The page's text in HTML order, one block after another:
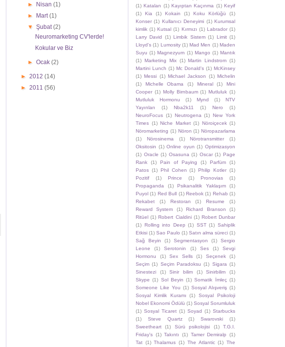
► Nisan(1)
► Mart(1)
▼Şubat(2)
Neuromarketing CV'lerde!
Kokular ve Biz
►Ocak(2)
► 2012 (14)
► 2011 (56)
(1) Katalan (1) Kayıptan Kaçınma (1) Keyif
(1)
Kia (1) Kokain (1) Koku Körlüğü
(1)
Konser (1) Kullanıcı Deneyimi (1) Kurumsal
kimlik (1) Kutsal (1) Kırmızı (1) Labrador (1)
Larry David
(1) Limbik Sistem (1) Limit (1)
Lloyd's (1) Lumosity (1) Mad Men (1) Maden
Suyu (1) Magnezyum (1) Mango (1) Mantık
(1) Marketing Mix (1) Martin Lindstrom (1)
Martini Lunch (1) Mc Donald's (1) McKinsey
(1) Messi (1) Michael Jackson (1) Michelin
(1)
Michelle Obama (1) Mineral (1)
Mini
Cooper (1) Molly Birnbaum (1) Mutluluk (1)
Mutluluk Hormonu
(1) Mynd (1)
NTV
Yayınları
(1) Nba2k11 (1) Nero
(1)
NeuroFocus (1) Neutrogena (1) New York
Times (1) Niche Market (1) Nöroiçecek (1)
Nöromarketing (1) Nöron (1) Nöropazarlama
(1)
Nörosinema (1) Nörotransmitter
(1)
Oksitosin (1) Online oyun (1) Optimizasyon
(1) Oracle (1) Osasuna (1) Oscar (1) Page
Rank
(1) Pain of Paying (1) Parfüm
(1)
Patos (1) Phil Cohen (1) Philip Kotler (1)
Pozitif
(1) Prince (1) Pronovias
(1)
Propaganda
(1) Psikanalitik Yaklaşım
(1)
Puyol (1) Red Bull (1) Reebok (1) Rehab (1)
Rekabet
(1) Restoran (1) Resume
(1)
Reward System
(1) Richard Branson
(1)
Ritüel (1) Robert Cialdini (1) Robert Dunbar
(1) Rolling into Deep (1) SST (1) Sahiplik
Etkisi (1) Sao Paulo (1) Satın alma süreci (1)
Sağ Beyin
(1) Segmentasyon (1)
Sergio
Leone
(1) Serotonin (1) Ses (1)
Sevgi
Hormonu
(1) Sex Sells (1) Seçenek
(1)
Seçim (1) Seçim Paradoksu (1) Sigara (1)
Sinestezi
(1) Sinir bilim (1) Sinirbilim
(1)
Skype (1) Sol Beyin (1) Somatik İmleç (1)
Someone Like You (1) Sosyal Alışveriş (1)
Sosyal Kimlik Kuramı
(1)
Sosyal Psikoloji
Nobel Ekonomi Ödülü (1) Sosyal Sorumluluk
(1) Sosyal Ticaret (1) Soyad (1) Starbucks
(1)
Steve Quartz (1) Swarovski
(1)
Sweetheart
(1) Sürü psikolojisi (1)
T.G.I.
Friday's (1) Takıntı (1) Tamer Demiralp
(1)
Tat (1) Thalamus (1) The Atlantic (1) The